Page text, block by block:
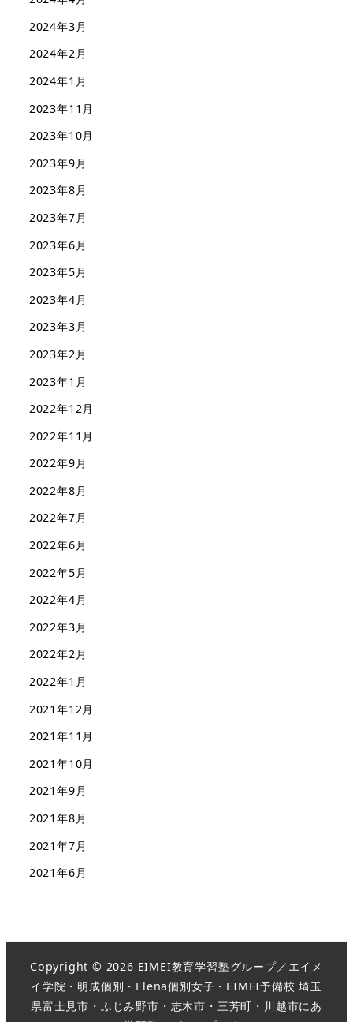
2024年3月
2024年2月
2024年1月
2023年11月
2023年10月
2023年9月
2023年8月
2023年7月
2023年6月
2023年5月
2023年4月
2023年3月
2023年2月
2023年1月
2022年12月
2022年11月
2022年9月
2022年8月
2022年7月
2022年6月
2022年5月
2022年4月
2022年3月
2022年2月
2022年1月
2021年12月
2021年11月
2021年10月
2021年9月
2021年8月
2021年7月
2021年6月
Copyright © 2026 EIMEI教育学習塾グループ／エイメ
イ学院・明成個別・Elena個別女子・EIMEI予備校 埼玉
県富士見市・ふじみ野市・志木市・三芳町・川越市にあ